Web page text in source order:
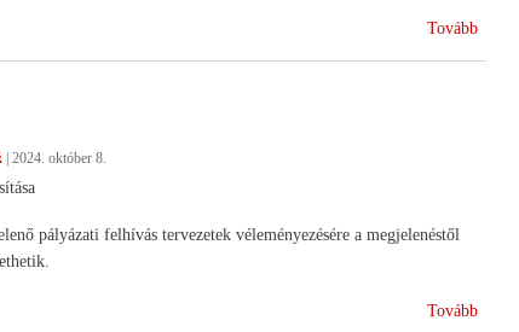
Tovább
2024. október 8.
pályázati felhívás tervezetek véleményezésére a megjelenéstől
Tovább